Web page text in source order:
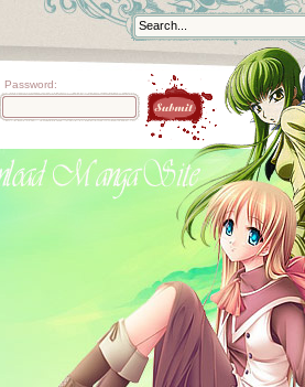
Password: